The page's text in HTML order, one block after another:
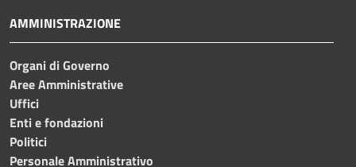
AMMINISTRAZIONE
Organi di Governo
Aree Amministrative
Uffici
Enti e fondazioni
Politici
Personale Amministrativo